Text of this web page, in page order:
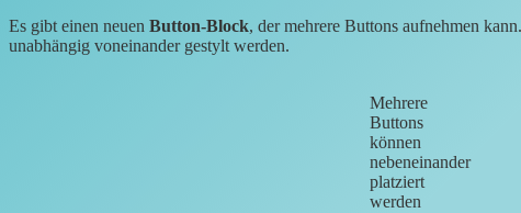
Es gibt einen neuen Button-Block, der mehrere Buttons aufnehmen
unabhängig voneinander gestylt werden.
Mehrere
Buttons
können
nebeneinander
platziert
werden